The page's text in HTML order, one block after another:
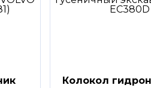
Колокол